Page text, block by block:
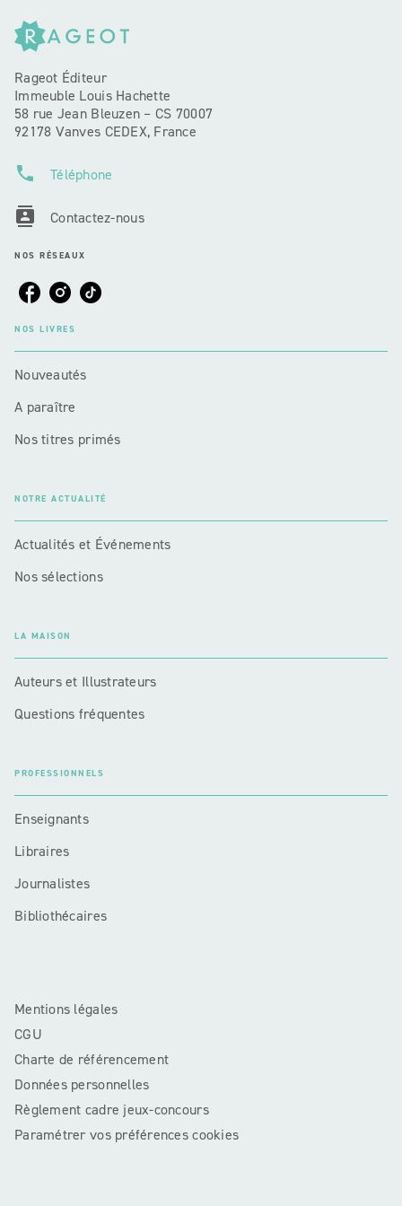
Rageot Éditeur
Immeuble Louis Hachette
58 rue Jean Bleuzen – CS 70007
92178 Vanves CEDEX, France
phone Téléphone
contacts Contactez-nous
NOS RÉSEAUX
NOS LIVRES
Nouveautés
A paraître
Nos titres primés
NOTRE ACTUALITÉ
Actualités et Événements
Nos sélections
LA MAISON
Auteurs et Illustrateurs
Questions fréquentes
PROFESSIONNELS
Enseignants
Libraires
Journalistes
Bibliothécaires
Mentions légales
CGU
Charte de référencement
Données personnelles
Règlement cadre jeux-concours
Paramétrer vos préférences cookies